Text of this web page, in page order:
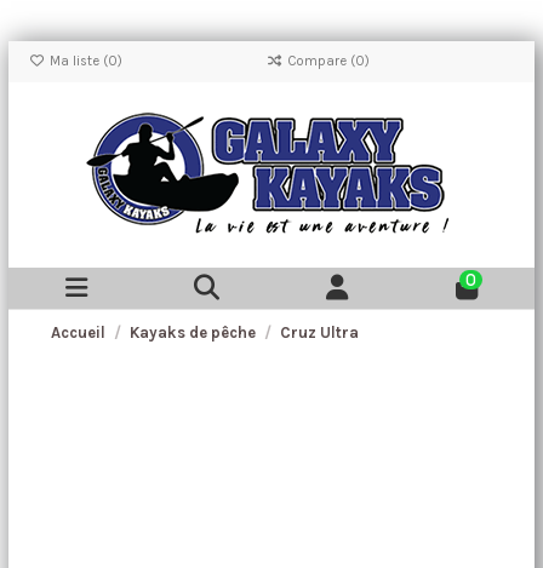
Ma liste (0) Compare (0)
0
Accueil Kayaks de pêche Cruz Ultra